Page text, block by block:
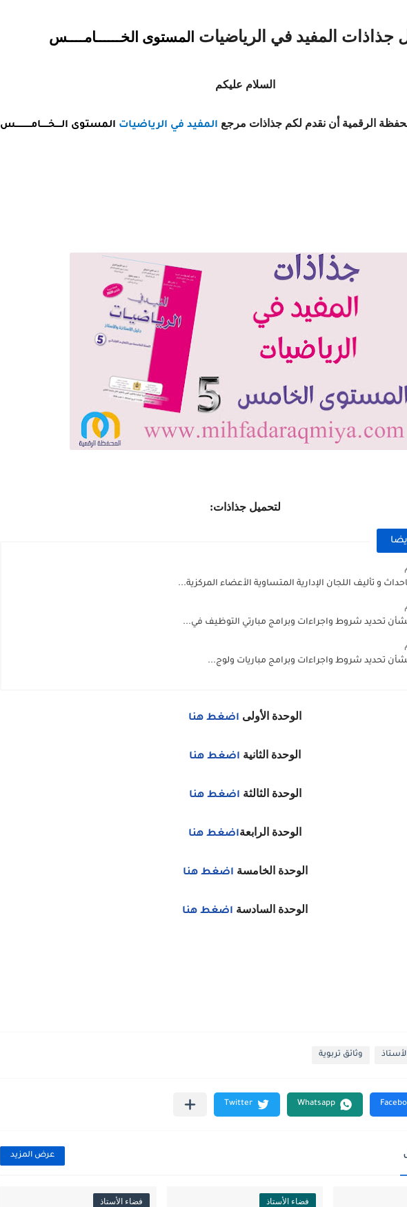
جذاذات المفيد في الرياضيات المستوى الخــــــامــــس
السلام عليكم
الرقمية أن نقدم لكم جذاذات مرجع المفيد في الرياضيات المستوى الــــخـــــامـــــــــــس
لتحميل جذاذات:
و تأليف اللجان الإدارية المتساوية الأعضاء المركزية...
تحديد شروط واجراءات وبرامج مبارتي التوظيف في...
تحديد شروط واجراءات وبرامج مباريات ولوج...
الوحدة الأولى اضغط هنا
الوحدة الثانية اضغط هنا
الوحدة الثالثة اضغط هنا
الوحدة الرابعةاضغط هنا
الوحدة الخامسة اضغط هنا
الوحدة السادسة اضغط هنا
وثائق تربوية
عرض المزيد
فضاء الأستاذ فضاء الأستاذ